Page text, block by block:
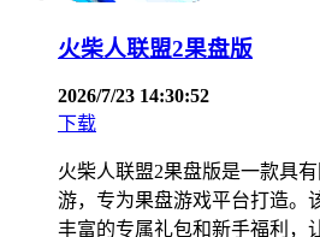
火柴人联盟2果盘版
2026/7/23 14:30:52
下载
火柴人联盟2果盘版是一款具
游，专为果盘游戏平台打造。
丰富的专属礼包和新手福利，